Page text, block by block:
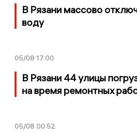
В Рязани массово
воду
05/08 17:00
В Рязани 44 улицы
на время ремонтных
05/08 00:52